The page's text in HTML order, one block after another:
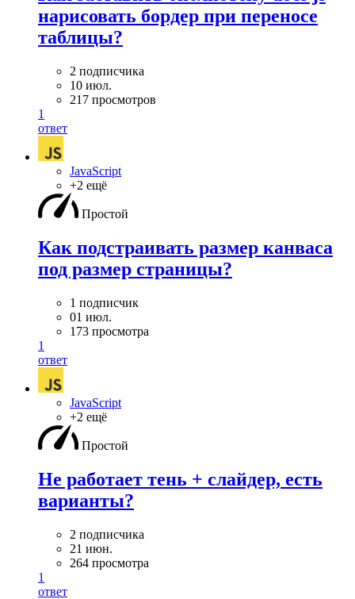
нарисовать бордер при переносе
таблицы?
2 подписчика
10 июл.
217 просмотров
1
ответ
JavaScript
+2 ещё
Простой
Как подстраивать размер канваса
под размер страницы?
1 подписчик
01 июл.
173 просмотра
1
ответ
JavaScript
+2 ещё
Простой
Не работает тень + слайдер, есть
варианты?
2 подписчика
21 июн.
264 просмотра
1
ответ